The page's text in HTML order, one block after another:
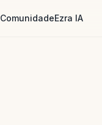
ComunidadeEzra IA